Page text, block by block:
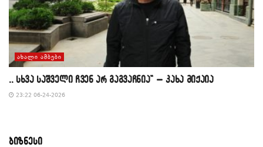
ᲐᲮᲐᲚᲘ ᲐᲛᲑᲔᲑᲘ
,, სხვა საშველი ჩვენ არ გაგვაჩნია” – კახა მიქაია
23:22 06-24-2026
ბიზნესი